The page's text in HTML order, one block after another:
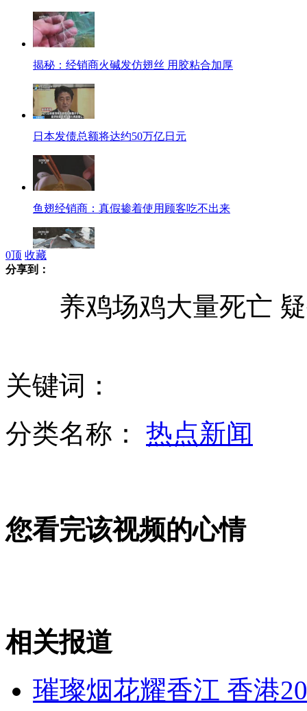
揭秘：经销商火碱发仿翅丝 用胶粘合加厚
日本发债总额将达约50万亿日元
鱼翅经销商：真假掺着使用顾客吃不出来
荷美德向土耳其部署6套"爱国者"
情书失窃半世纪再现身 见证二战中爱情
山西运城恶犬咬伤多人 警民合力深夜将其击毙
0顶 收藏
分享到：
养鸡场鸡大量死亡 疑
关键词：
分类名称： 热点新闻
您看完该视频的心情
相关报道
璀璨烟花耀香江 香港